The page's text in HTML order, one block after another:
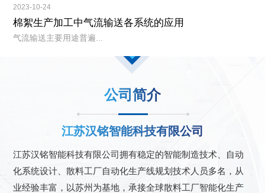
2023-10-24
棉絮生产加工中气流输送各系统的应用
气流输送主要用途普遍...
公司简介
江苏汉铭智能科技有限公司
江苏汉铭智能科技有限公司拥有稳定的智能制造技术、自动
化系统设计、散料工厂自动化生产线规划技术人员多名，从
业经验丰富，以苏州为基地，承接全球散料工厂智能化生产